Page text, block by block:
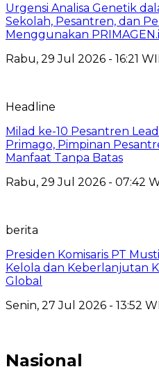
Urgensi Analisa Genetik
Sekolah, Pesantren, dan
Menggunakan
Rabu, 29 Jul 2026 - 16:21
Headline
Milad ke-10 Pesantren
Primago, Pimpinan
Manfaat Tanpa Batas
Rabu, 29 Jul 2026 - 07:42
berita
Presiden Komisaris PT
Kelola dan Keberlanjutan
Global
Senin, 27 Jul 2026 - 13:52
Nasional